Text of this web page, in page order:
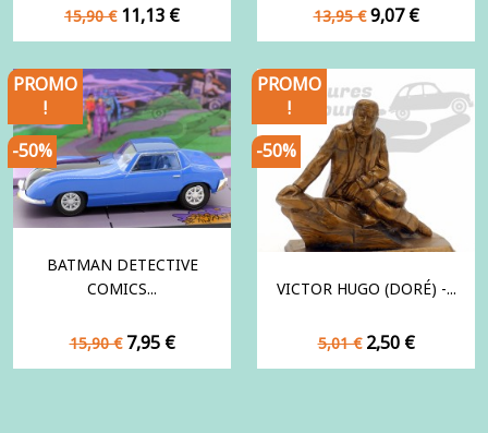
Prix
de
15,90 € Prix
11,13 €
Prix
de
13,95 € Prix
9,07 €
BATMAN DETECTIVE
COMICS...
Prix
de
15,90 € Prix
7,95 €
PROMO
!
-50%
VICTOR HUGO (DORÉ) -...
Prix
de
5,01 € Prix
2,50 €
PROMO
!
-50%